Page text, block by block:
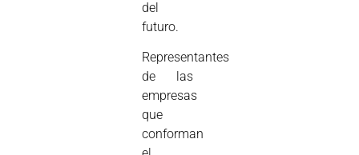
del
futuro.
Representantes
de las
empresas
que
conforman